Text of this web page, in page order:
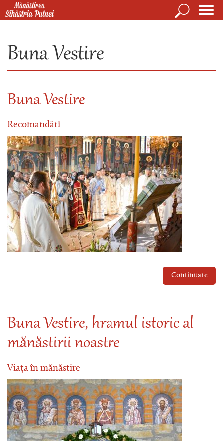
Mergi la conţinutul principal
Căutare
Buna Vestire
Buna Vestire
Recomandări
Continuare
Buna Vestire, hramul istoric al
mănăstirii noastre
Viața în mănăstire